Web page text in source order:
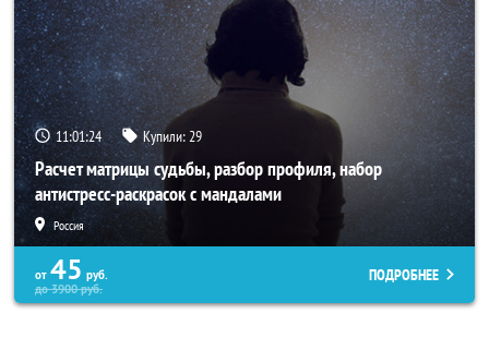
11:01:23 Купили:29
Расчет матрицы судьбы, разбор профиля, набор
антистресс-раскрасок с мандалами
Россия
от 45 руб.
до3900руб.
ПОДРОБНЕЕ